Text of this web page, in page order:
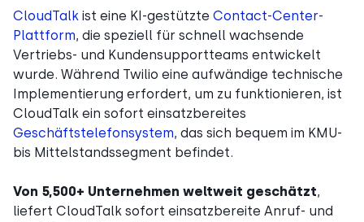
CloudTalk ist eine KI-gestützte Contact-Center-
Plattform, die speziell für schnell wachsende
Vertriebs- und Kundensupportteams entwickelt
wurde. Während Twilio eine aufwändige technische
Implementierung erfordert, um zu funktionieren, ist
CloudTalk ein sofort einsatzbereites
Geschäftstelefonsystem, das sich bequem im KMU-
bis Mittelstandssegment befindet.
Von 5,500+ Unternehmen weltweit geschätzt,
liefert CloudTalk sofort einsatzbereite Anruf- und